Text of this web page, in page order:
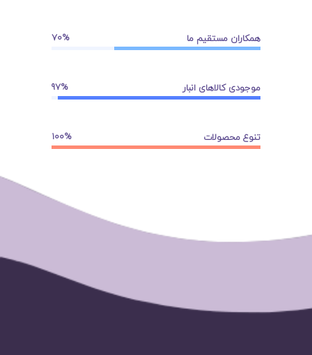
همکاران مستقیم ما 70
موجودی کالاهای انبار 97
تنوع محصولات 100